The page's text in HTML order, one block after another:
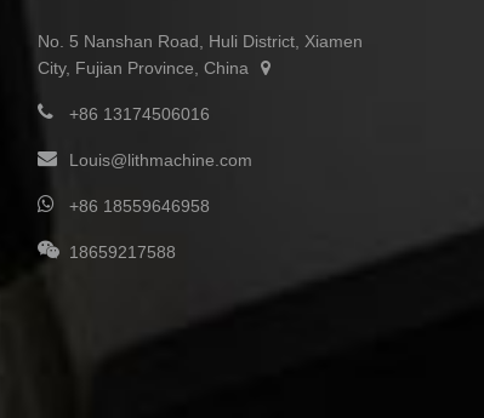
No. 5 Nanshan Road, Huli District, Xiamen
City, Fujian Province, China
+86 13174506016
Louis@lithmachine.com
+86 18559646958
18659217588